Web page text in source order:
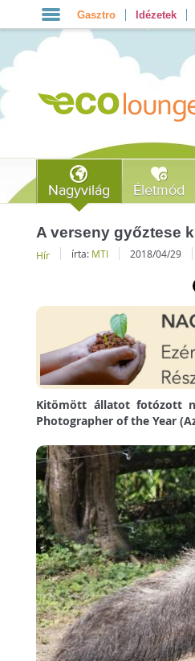
Gasztro Idézetek
Nagyvilág Életmód
A verseny győztese
Hír írta: MTI 2018/04/29
Kitömött állatot fotózott
Photographer of the Year